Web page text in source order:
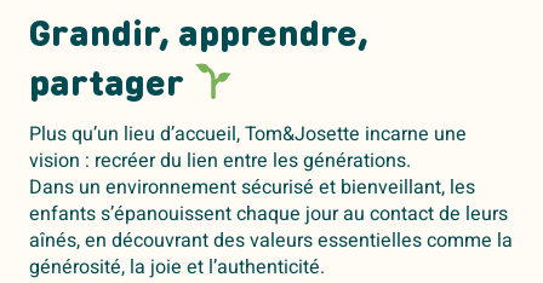
Grandir, apprendre,
partager
Plus qu’un lieu d’accueil, Tom&Josette incarne une
vision : recréer du lien entre les générations.
Dans un environnement sécurisé et bienveillant, les
enfants s’épanouissent chaque jour au contact de leurs
aînés, en découvrant des valeurs essentielles comme la
générosité, la joie et l’authenticité.